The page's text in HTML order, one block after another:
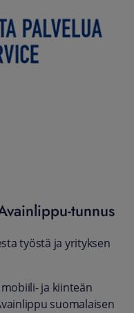
tunnus
työstä ja yrityksen
ja kiinteän
suomalaisen